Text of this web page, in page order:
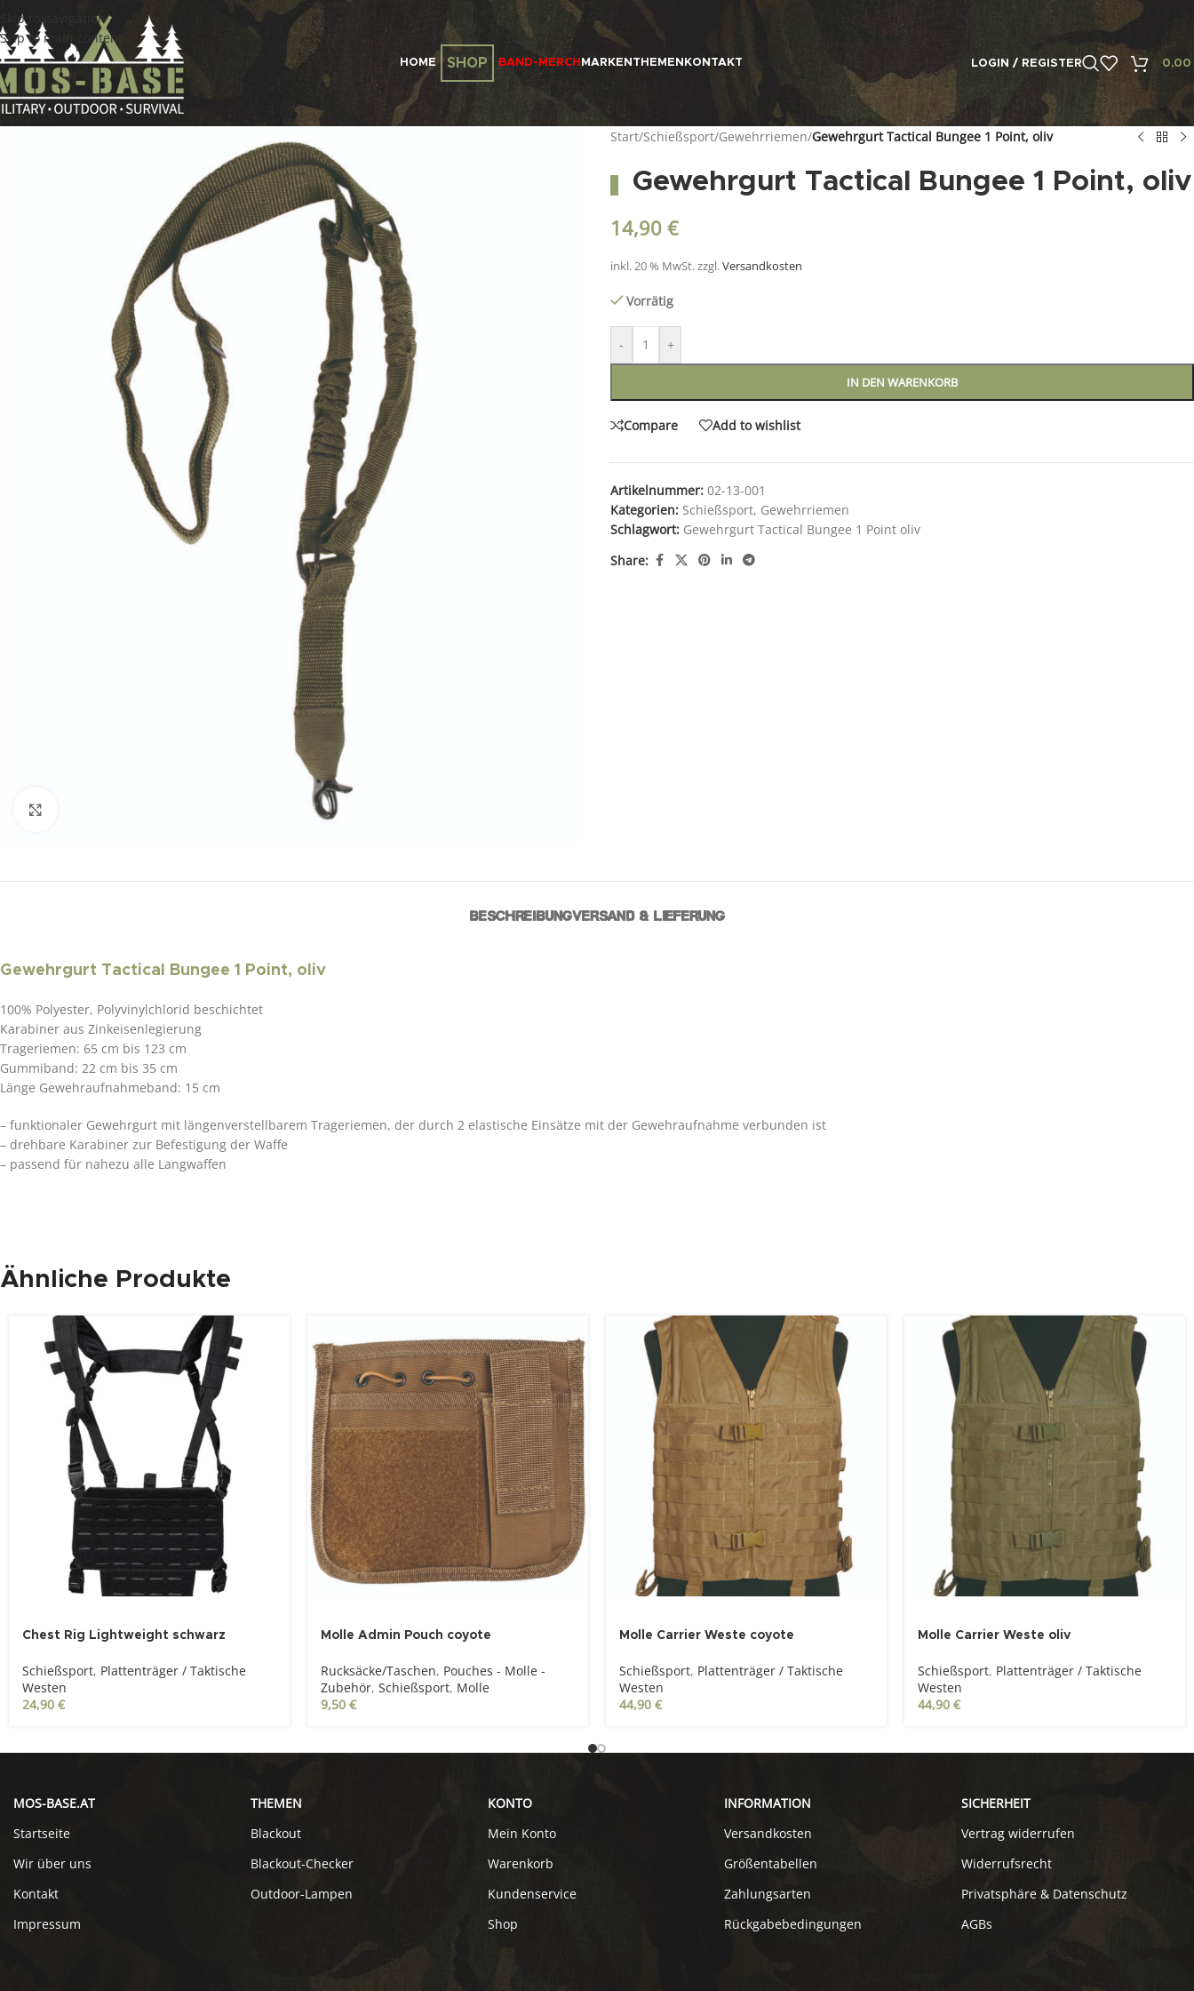
Skip to navigation
Skip to main content
HOME SHOP BAND-MERCH MARKEN THEMEN KONTAKT LOGIN / REGISTER 0,00
Start/Schießsport/Gewehrriemen/Gewehrgurt Tactical Bungee 1 Point, oliv
Gewehrgurt Tactical Bungee 1 Point, oliv
14,90 €
inkl. 20 % MwSt.zzgl.Versandkosten
Vorrätig
- +
IN DEN WARENKORB
Compare Add to wishlist
Artikelnummer: 02-13-001
Kategorien: Schießsport, Gewehrriemen
Schlagwort: Gewehrgurt Tactical Bungee 1 Point oliv
Share:
BESCHREIBUNGVERSAND & LIEFERUNG
Gewehrgurt Tactical Bungee 1 Point, oliv
100% Polyester, Polyvinylchlorid beschichtet
Karabiner aus Zinkeisenlegierung
Trageriemen: 65 cm bis 123 cm
Gummiband: 22 cm bis 35 cm
Länge Gewehraufnahmeband: 15 cm
– funktionaler Gewehrgurt mit längenverstellbarem Trageriemen, der durch 2 elastische Einsätze mit der Gewehraufnahme verbunden ist
– drehbare Karabiner zur Befestigung der Waffe
– passend für nahezu alle Langwaffen
Ähnliche Produkte
Chest Rig Lightweight schwarz
Schießsport, Plattenträger / Taktische
Westen
24,90 €
Molle Admin Pouch coyote
Rucksäcke/Taschen, Pouches - Molle -
Zubehör, Schießsport, Molle
9,50 €
Molle Carrier Weste coyote
Schießsport, Plattenträger / Taktische
Westen
44,90 €
Molle Carrier Weste oliv
Schießsport, Plattenträger / Taktische
Westen
44,90 €
MOS-BASE.AT
Startseite
Wir über uns
Kontakt
Impressum
THEMEN
Blackout
Blackout-Checker
Outdoor-Lampen
KONTO
Mein Konto
Warenkorb
Kundenservice
Shop
INFORMATION
Versandkosten
Größentabellen
Zahlungsarten
Rückgabebedingungen
SICHERHEIT
Vertrag widerrufen
Widerrufsrecht
Privatsphäre & Datenschutz
AGBs